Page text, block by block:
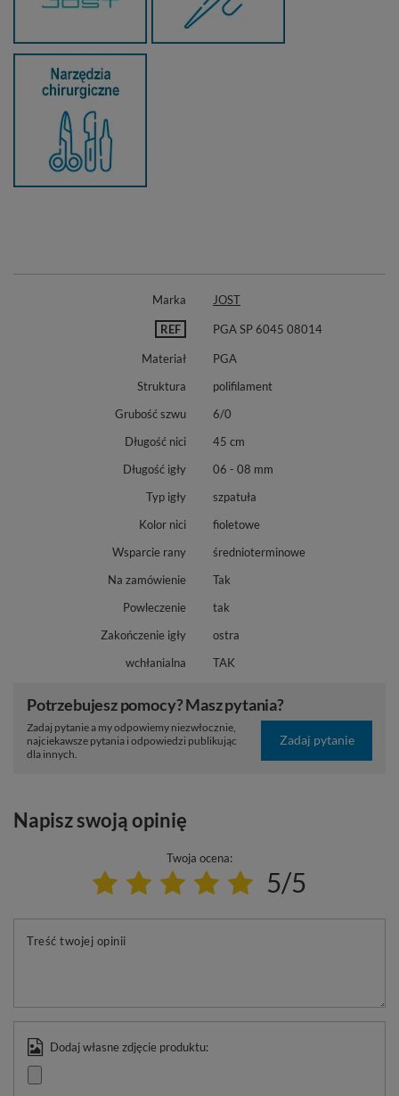
Marka JOST
REF PGA SP 6045 08014
Materiał
PGA
Struktura
polifilament
Grubość szwu
6/0
Długość nici
45 cm
Długość igły
06 - 08 mm
Typ igły
szpatuła
Kolor nici
fioletowe
Wsparcie rany
średnioterminowe
Na zamówienie
Tak
Powleczenie
tak
Zakończenie igły
ostra
wchłanialna
TAK
Potrzebujesz pomocy? Masz pytania?
Zadaj pytanie a my odpowiemy niezwłocznie,
najciekawsze pytania i odpowiedzi publikując
dla innych.
Zadaj pytanie
Napisz swoją opinię
Twoja ocena:
5/5
Treść twojej opinii
Dodaj własne zdjęcie produktu: